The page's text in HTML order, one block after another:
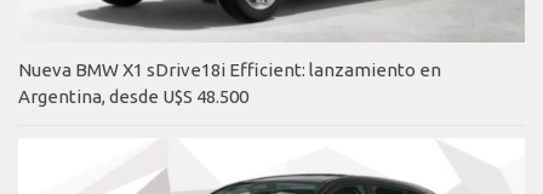
Nueva BMW X1 sDrive18i Efficient: lanzamiento en
Argentina, desde U$S 48.500